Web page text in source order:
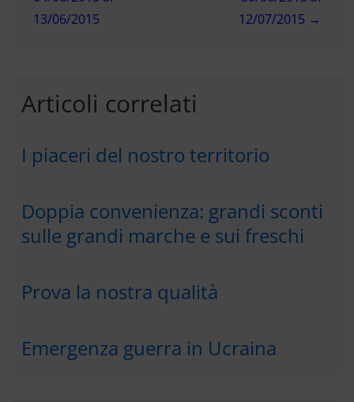
13/06/2015
12/07/2015 →
Articoli correlati
I piaceri del nostro territorio
Doppia convenienza: grandi sconti
sulle grandi marche e sui freschi
Prova la nostra qualità
Emergenza guerra in Ucraina